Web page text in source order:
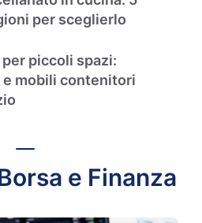
per sceglierlo
piccoli spazi:
e mobili contenitori
e Finanza